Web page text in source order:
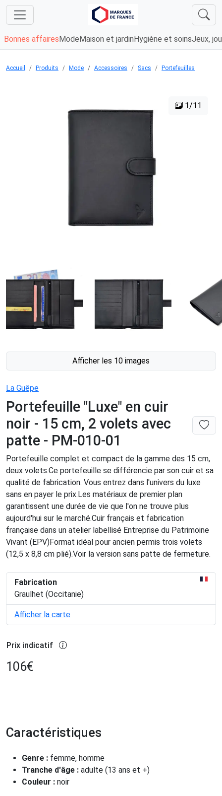
Bonnes affaires Mode Maison et jardin Hygiène et soinsJeux,
Accueil Produits Mode Accessoires Sacs Portefeuilles
1/11
Afficher les 10 images
La Guêpe
Portefeuille "Luxe" en cuir
noir - 15 cm, 2 volets avec
patte - PM-010-01
Portefeuille complet et compact de la gamme des 15 cm,
deux volets.Ce portefeuille se différencie par son cuir et sa
qualité de fabrication. Vous entrez dans l'univers du luxe
sans en payer le prix.Les matériaux de premier plan
garantissent une durée de vie que l'on ne trouve plus
aujourd'hui sur le marché.Cuir français et fabrication
française dans un atelier labellisé Entreprise du Patrimoine
Vivant (EPV)Format idéal pour ancien permis trois volets
(12,5 x 8,8 cm plié).Voir la version sans patte de fermeture.
Fabrication
Graulhet (Occitanie)
Afficher la carte
Prix indicatif
106€
Caractéristiques
Genre : femme, homme
Tranche d'âge : adulte (13 ans et +)
Couleur : noir